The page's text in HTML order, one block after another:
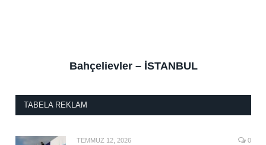
Bahçelievler – İSTANBUL
TABELA REKLAM
TEMMUZ 12, 2026 0